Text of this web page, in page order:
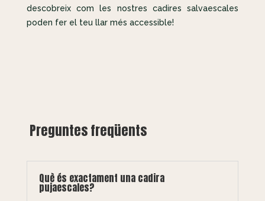
descobreix com les nostres cadires salvaescales
poden fer el teu llar més accessible!
Preguntes freqüents
Què és exactament una cadira
pujaescales?